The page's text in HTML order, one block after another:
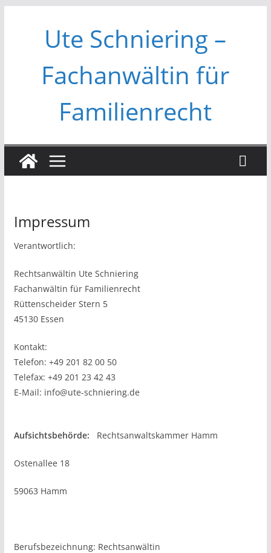
Ute Schniering –
Fachanwältin für
Familienrecht
Impressum
Verantwortlich:
Rechtsanwältin Ute Schniering
Fachanwältin für Familienrecht
Rüttenscheider Stern 5
45130 Essen
Kontakt:
Telefon: +49 201 82 00 50
Telefax: +49 201 23 42 43
E-Mail: info@ute-schniering.de
Aufsichtsbehörde: Rechtsanwaltskammer Hamm
Ostenallee 18
59063 Hamm
Berufsbezeichnung: Rechtsanwältin